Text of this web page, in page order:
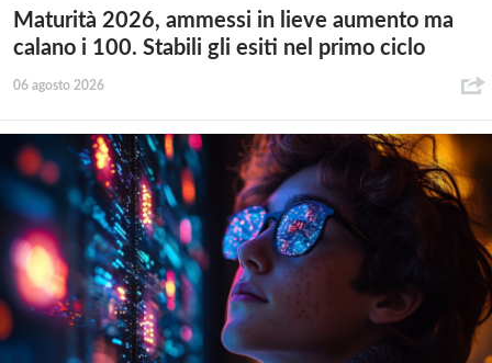
Maturità 2026, ammessi in lieve aumento ma
calano i 100. Stabili gli esiti nel primo ciclo
06 agosto 2026